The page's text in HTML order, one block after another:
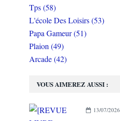
VOUS AIMEREZ AUSSI :
13/07/2026
Tps (58)
L'école Des Loisirs (53)
Papa Gameur (51)
Plaion (49)
Arcade (42)